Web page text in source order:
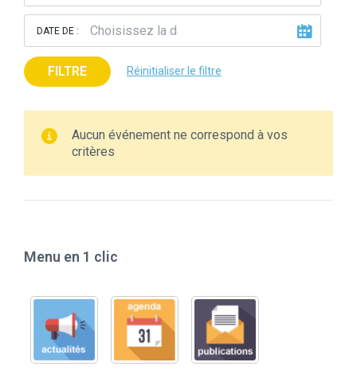
DATE DE :
FILTRE Réinitialiser le filtre
Aucun événement ne correspond à vos
critères
Menu en 1 clic